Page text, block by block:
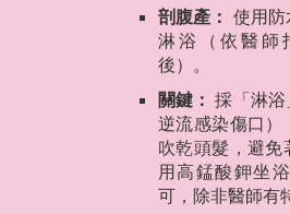
剖腹產： 使用
淋浴（依醫師
後）。
關鍵： 採「淋
逆流感染傷口）
吹乾頭髮，避免
用高錳酸鉀坐
可，除非醫師有